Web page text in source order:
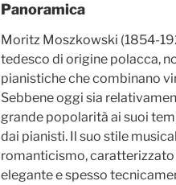
Panoramica
Moritz Moszkowski (1854-
tedesco di origine polacca,
pianistiche che combinano
Sebbene oggi sia
grande popolarità ai suoi
dai pianisti. Il suo stile
romanticismo,
elegante e spesso